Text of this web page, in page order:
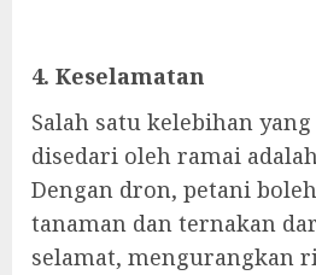
4. Keselamatan
Salah satu kelebihan
disedari oleh ramai
Dengan dron, petani
tanaman dan ternakan
selamat, mengurangkan